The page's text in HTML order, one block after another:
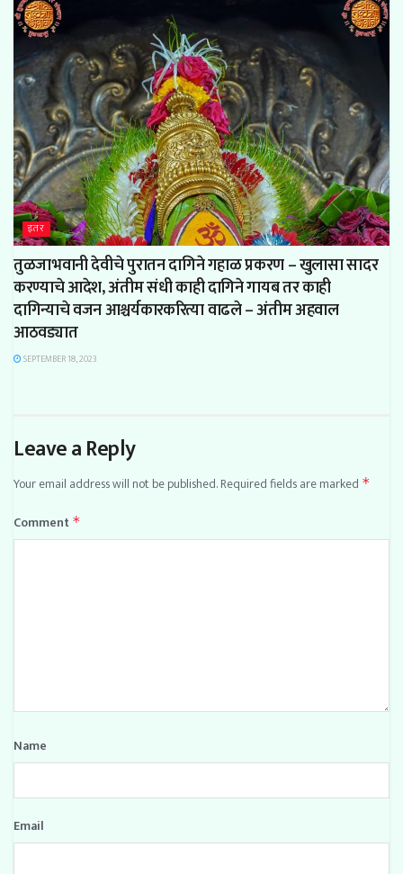
इतर
तुळजाभवानी देवीचे पुरातन दागिने गहाळ प्रकरण – खुलासा सादर
करण्याचे आदेश, अंतीम संधी काही दागिने गायब तर काही
दागिन्याचे वजन आश्चर्यकारकरित्या वाढले – अंतीम अहवाल
आठवड्यात
SEPTEMBER 18, 2023
Leave a Reply
Your email address will not be published.Required fields are marked *
Comment *
Name
Email